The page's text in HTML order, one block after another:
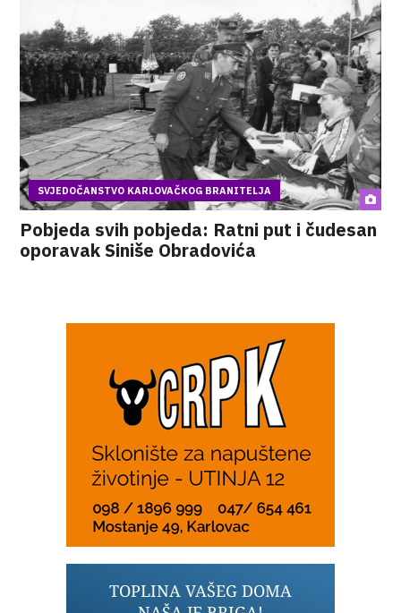
SVJEDOČANSTVO KARLOVAČKOG BRANITELJA
Pobjeda svih pobjeda: Ratni put i čudesan
oporavak Siniše Obradovića